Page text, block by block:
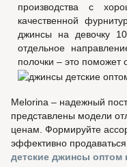
производства с
качественной
джинсы на девочку
отдельное
полочки – это поможет
Melorina – надежный
представлены модели
ценам. Формируйте
эффективно
детские джинсы оптом